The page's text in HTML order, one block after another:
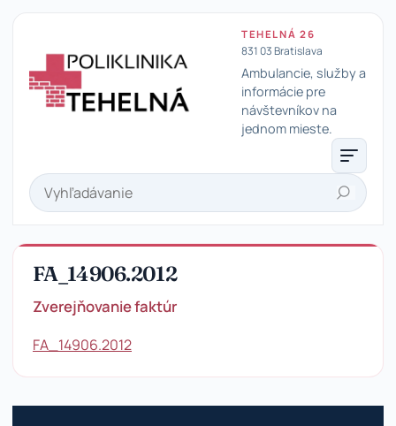
TEHELNÁ 26
831 03 Bratislava
Ambulancie, služby a
informácie pre
návštevníkov na
jednom mieste.
Hľadať
FA_14906.2012
Zverejňovanie faktúr
FA_14906.2012